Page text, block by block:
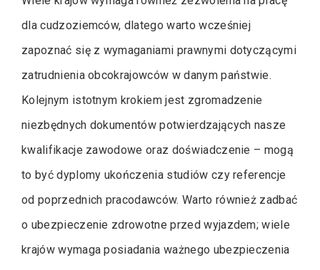
dla cudzoziemców, dlatego warto wcześniej
zapoznać się z wymaganiami prawnymi dotyczącymi
zatrudnienia obcokrajowców w danym państwie.
Kolejnym istotnym krokiem jest zgromadzenie
niezbędnych dokumentów potwierdzających nasze
kwalifikacje zawodowe oraz doświadczenie – mogą
to być dyplomy ukończenia studiów czy referencje
od poprzednich pracodawców. Warto również zadbać
o ubezpieczenie zdrowotne przed wyjazdem; wiele
krajów wymaga posiadania ważnego ubezpieczenia